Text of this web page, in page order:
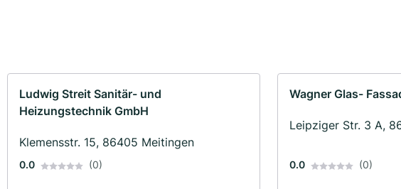
Ludwig Streit Sanitär- und
Heizungstechnik GmbH
Klemensstr. 15, 86405 Meitingen
0.0 (0)
Wagner Glas-
Leipziger Str. 3 A,
0.0 (0)